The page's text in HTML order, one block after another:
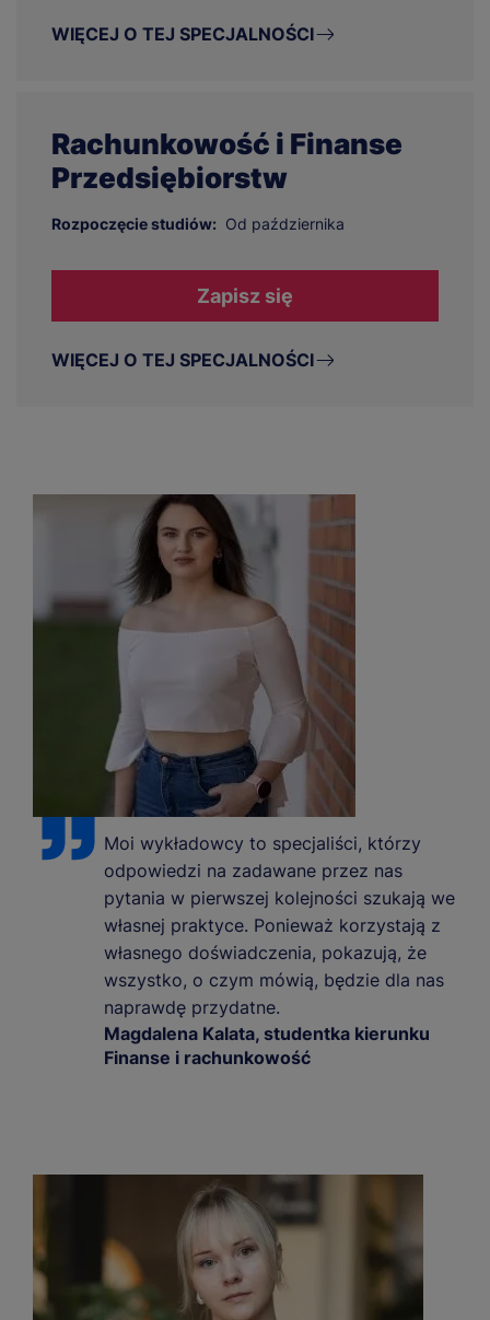
WIĘCEJ O TEJ SPECJALNOŚCI
Rachunkowość i Finanse
Przedsiębiorstw
Rozpoczęcie studiów: Od października
Zapisz się
WIĘCEJ O TEJ SPECJALNOŚCI
Moi wykładowcy to specjaliści, którzy
odpowiedzi na zadawane przez nas
pytania w pierwszej kolejności szukają we
własnej praktyce. Ponieważ korzystają z
własnego doświadczenia, pokazują, że
wszystko, o czym mówią, będzie dla nas
naprawdę przydatne.
Magdalena Kalata, studentka kierunku
Finanse i rachunkowość